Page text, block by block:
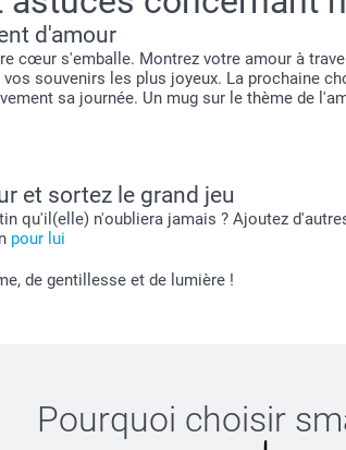
d'amour
cœur s'emballe. Montrez votre amour à
souvenirs les plus joyeux. La prochaine
sa journée. Un mug sur le thème de
et sortez le grand jeu
qu'il(elle) n'oubliera jamais ? Ajoutez
pour lui
de gentillesse et de lumière !
Pourquoi choisir